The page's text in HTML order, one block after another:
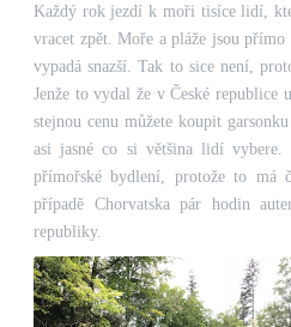
Každý rok jezdí k moři tisíce lidí,
vracet zpět. Moře a pláže jsou
vypadá snazší. Tak to sice není,
Jenže to vydal že v České republice
stejnou cenu můžete koupit
asi jasné co si většina lidí vybere.
přímořské bydlení, protože to
případě Chorvatska pár hodin
republiky.